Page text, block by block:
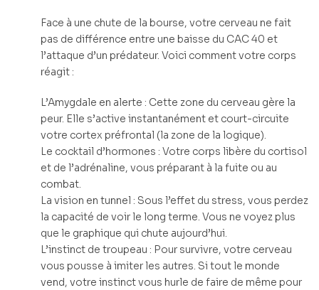
Face à une chute de la bourse, votre cerveau ne fait
pas de différence entre une baisse du CAC 40 et
l’attaque d’un prédateur. Voici comment votre corps
réagit :
L’Amygdale en alerte : Cette zone du cerveau gère la
peur. Elle s’active instantanément et court-circuite
votre cortex préfrontal (la zone de la logique).
Le cocktail d’hormones : Votre corps libère du cortisol
et de l’adrénaline, vous préparant à la fuite ou au
combat.
La vision en tunnel : Sous l’effet du stress, vous perdez
la capacité de voir le long terme. Vous ne voyez plus
que le graphique qui chute aujourd’hui.
L’instinct de troupeau : Pour survivre, votre cerveau
vous pousse à imiter les autres. Si tout le monde
vend, votre instinct vous hurle de faire de même pour